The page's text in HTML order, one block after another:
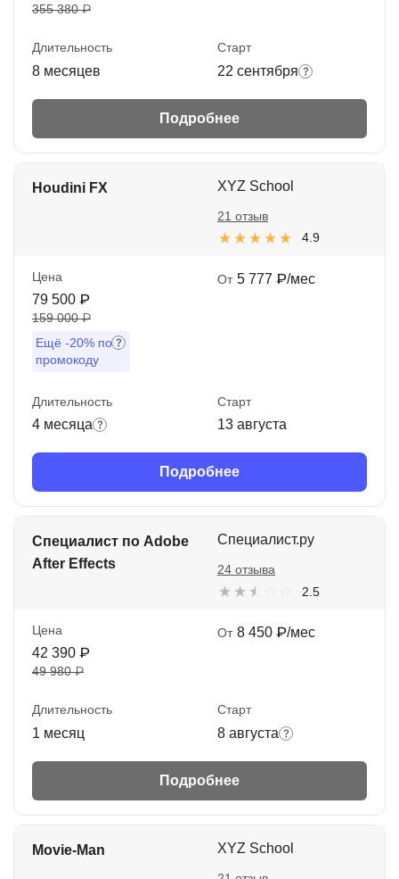
355 380 ₽
Длительность
8 месяцев
Старт
22 сентября
Подробнее
Houdini FX XYZ School
4.9
21 отзыв
Цена
79 500 ₽
159 000 ₽
Ещё -20% по
промокоду
От 5 777 ₽/мес
Длительность
4 месяца
Старт
13 августа
Подробнее
Специалист по Adobe
After Effects
Специалист.ру
2.5
24 отзыва
Цена
42 390 ₽
49 980 ₽
От 8 450 ₽/мес
Длительность
1 месяц
Старт
8 августа
Подробнее
Movie-Man XYZ School